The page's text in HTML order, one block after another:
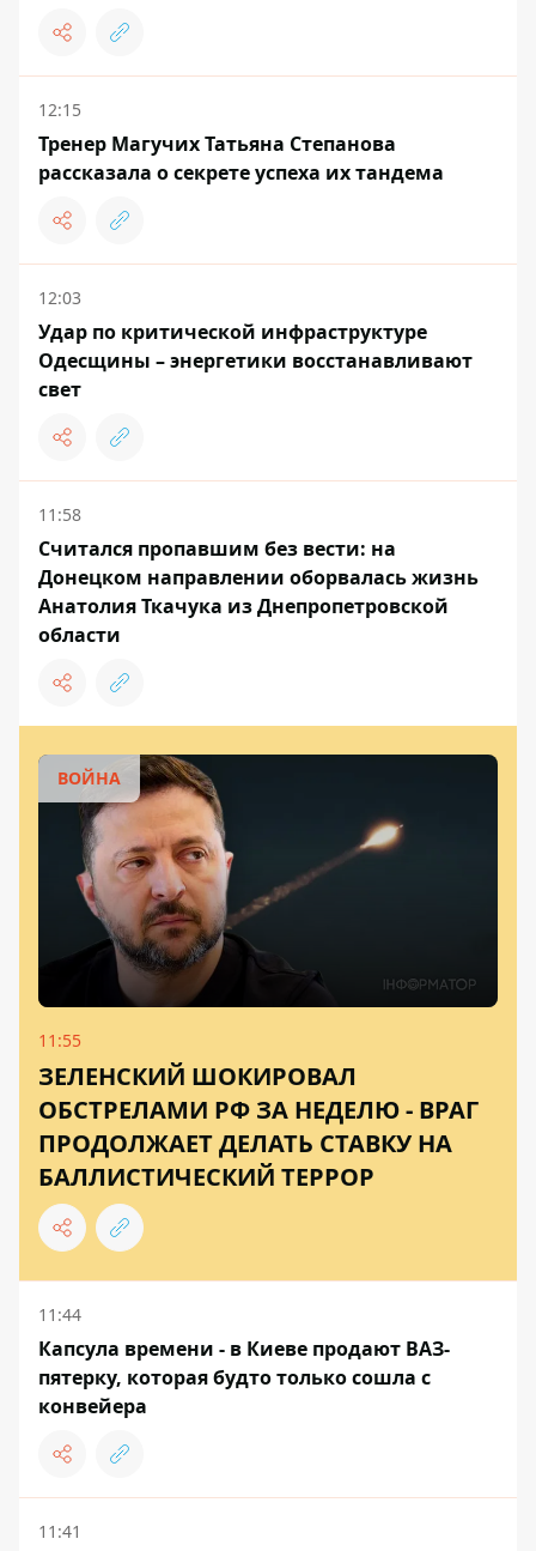
12:15
Тренер Магучих Татьяна Степанова
рассказала о секрете успеха их тандема
12:03
Удар по критической инфраструктуре
Одесщины – энергетики восстанавливают
свет
11:58
Считался пропавшим без вести: на
Донецком направлении оборвалась жизнь
Анатолия Ткачука из Днепропетровской
области
ВОЙНА
11:55
ЗЕЛЕНСКИЙ ШОКИРОВАЛ
ОБСТРЕЛАМИ РФ ЗА НЕДЕЛЮ - ВРАГ
ПРОДОЛЖАЕТ ДЕЛАТЬ СТАВКУ НА
БАЛЛИСТИЧЕСКИЙ ТЕРРОР
11:44
Капсула времени - в Киеве продают ВАЗ-
пятерку, которая будто только сошла с
конвейера
11:41